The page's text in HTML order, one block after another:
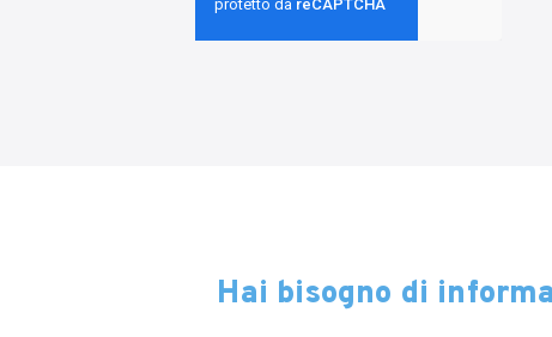
Hai bisogno di